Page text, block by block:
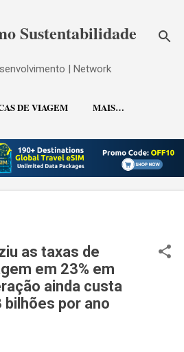
Sustentabilidade
| Network
DE VIAGEM MAIS…
CONTATO
as taxas de
em 23% em
ainda custa
bilhões por ano